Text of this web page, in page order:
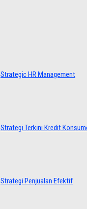
Strategic HR Management
Strategi Terkini Kredit
Strategi Penjualan Efektif